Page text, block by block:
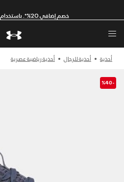
أحذية أحذية للرجال أحذية رياضية عصرية
-%40